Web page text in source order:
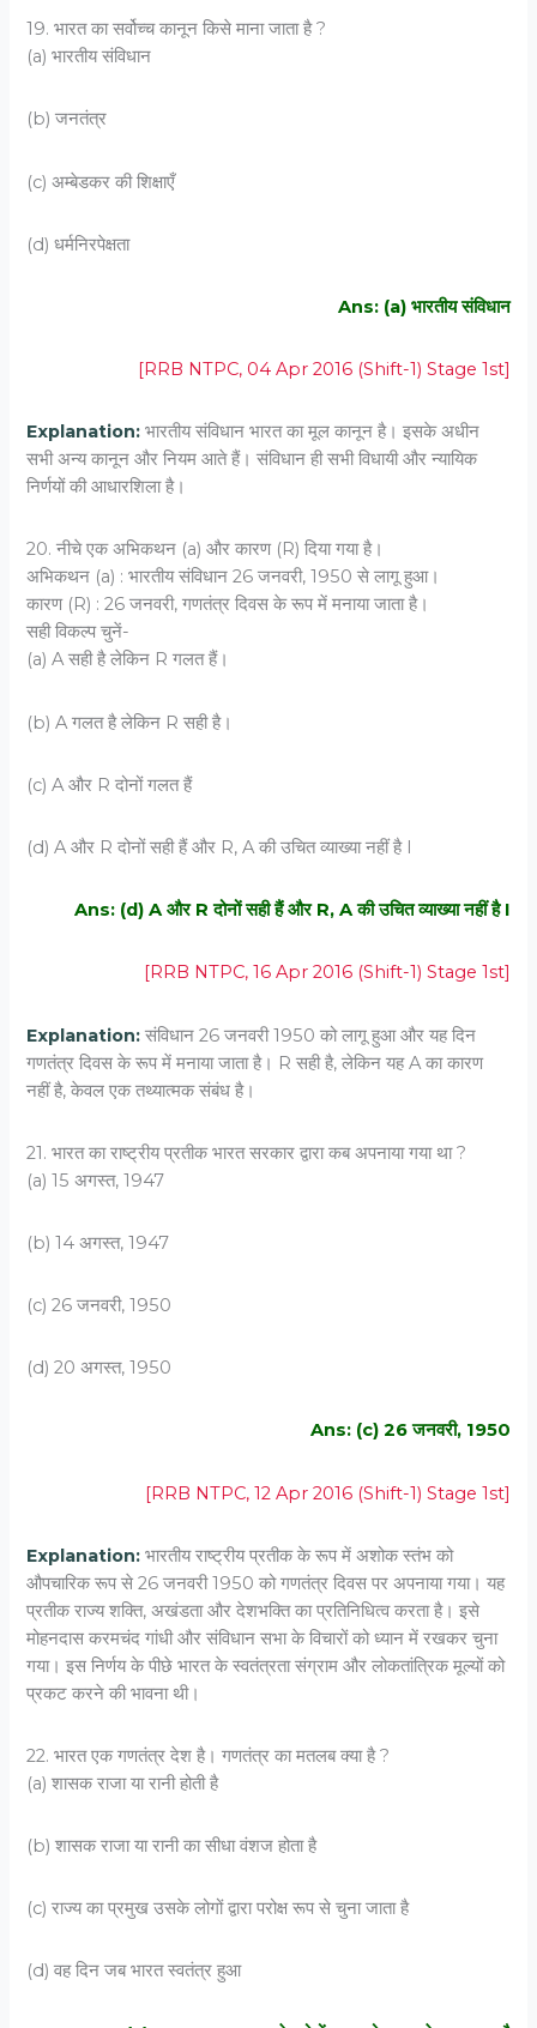
19. भारत का सर्वोच्च कानून किसे माना जाता है ?
(a) भारतीय संविधान
(b) जनतंत्र
(c) अम्बेडकर की शिक्षाएँ
(d) धर्मनिरपेक्षता
Ans: (a) भारतीय संविधान
[RRB NTPC, 04 Apr 2016 (Shift-1) Stage 1st]
Explanation:भारतीय संविधान भारत का मूल कानून है। इसके अधीन
सभी अन्य कानून और नियम आते हैं। संविधान ही सभी विधायी और न्यायिक
निर्णयों की आधारशिला है।
20. नीचे एक अभिकथन (a) और कारण (R) दिया गया है।
अभिकथन (a) : भारतीय संविधान 26 जनवरी, 1950 से लागू हुआ।
कारण (R) : 26 जनवरी, गणतंत्र दिवस के रूप में मनाया जाता है।
सही विकल्प चुनें-
(a) A सही है लेकिन R गलत हैं।
(b) A गलत है लेकिन R सही है।
(c) A और R दोनों गलत हैं
(d) A और R दोनों सही हैं और R, A की उचित व्याख्या नहीं है I
Ans: (d) A और R दोनों सही हैं और R, A की उचित व्याख्या नहीं है I
[RRB NTPC, 16 Apr 2016 (Shift-1) Stage 1st]
Explanation: संविधान 26 जनवरी 1950 को लागू हुआ और यह दिन
गणतंत्र दिवस के रूप में मनाया जाता है। R सही है, लेकिन यह A का कारण
नहीं है, केवल एक तथ्यात्मक संबंध है।
21. भारत का राष्ट्रीय प्रतीक भारत सरकार द्वारा कब अपनाया गया था ?
(a) 15 अगस्त, 1947
(b) 14 अगस्त, 1947
(c) 26 जनवरी, 1950
(d) 20 अगस्त, 1950
Ans: (c) 26 जनवरी, 1950
[RRB NTPC, 12 Apr 2016 (Shift-1) Stage 1st]
Explanation:भारतीय राष्ट्रीय प्रतीक के रूप में अशोक स्तंभ को
औपचारिक रूप से 26 जनवरी 1950 को गणतंत्र दिवस पर अपनाया गया। यह
प्रतीक राज्य शक्ति, अखंडता और देशभक्ति का प्रतिनिधित्व करता है। इसे
मोहनदास करमचंद गांधी और संविधान सभा के विचारों को ध्यान में रखकर चुना
गया। इस निर्णय के पीछे भारत के स्वतंत्रता संग्राम और लोकतांत्रिक मूल्यों को
प्रकट करने की भावना थी।
22. भारत एक गणतंत्र देश है। गणतंत्र का मतलब क्या है ?
(a) शासक राजा या रानी होती है
(b) शासक राजा या रानी का सीधा वंशज होता है
(c) राज्य का प्रमुख उसके लोगों द्वारा परोक्ष रूप से चुना जाता है
(d) वह दिन जब भारत स्वतंत्र हुआ